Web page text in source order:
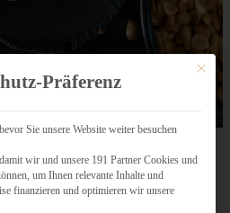
auch für die Schokolade
Mit
Präferenz
Sie unsere Website weiter besuchen
wir und unsere 191 Partner Cookies und
um Ihnen relevante Inhalte und
finanzieren und optimieren wir unsere